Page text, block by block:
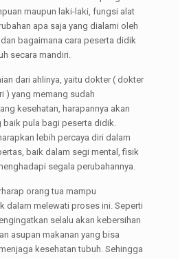
maupun laki-laki, fungsi alat
apa saja yang dialami oleh
bagaimana cara peserta didik
secara mandiri.
dari ahlinya, yaitu dokter ( dokter
) yang memang sudah
kesehatan, harapannya akan
baik pula bagi peserta didik.
lebih percaya diri dalam
baik dalam segi mental, fisik
segala perubahannya.
orang tua mampu
dalam melewati proses ini. Seperti
selalu akan kebersihan
asupan makanan yang bisa
kesehatan tubuh. Sehingga